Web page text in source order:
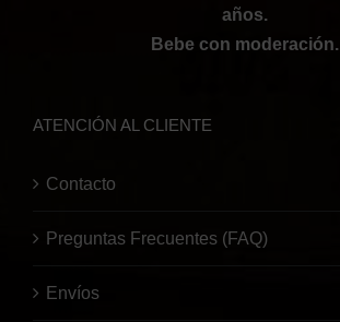
años.
Bebe con moderación.
ATENCIÓN AL CLIENTE
Contacto
Preguntas Frecuentes (FAQ)
Envíos